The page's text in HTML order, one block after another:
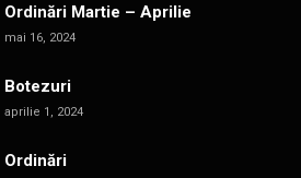
Ordinări Martie – Aprilie
mai 16, 2024
Botezuri
aprilie 1, 2024
Ordinări